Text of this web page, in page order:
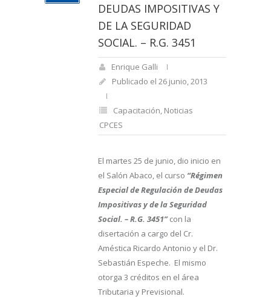
DEUDAS IMPOSITIVAS Y
DE LA SEGURIDAD
SOCIAL. – R.G. 3451
Enrique Galli
Publicado el 26 junio, 2013
Capacitación, Noticias
CPCES
El martes 25 de junio, dio inicio en
el Salón Abaco, el curso “Régimen
Especial de Regulación de Deudas
Impositivas y de la Seguridad
Social. – R.G. 3451” con la
disertación a cargo del Cr.
Améstica Ricardo Antonio y el Dr.
Sebastián Espeche. El mismo
otorga 3 créditos en el área
Tributaria y Previsional.